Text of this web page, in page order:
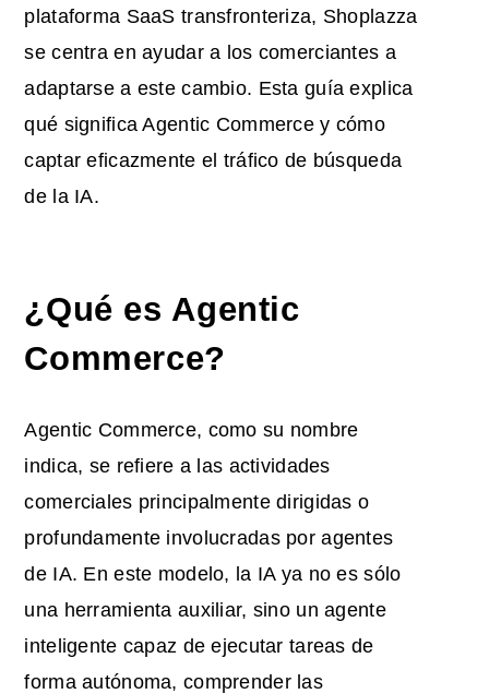
plataforma SaaS transfronteriza, Shoplazza
se centra en ayudar a los comerciantes a
adaptarse a este cambio. Esta guía explica
qué significa Agentic Commerce y cómo
captar eficazmente el tráfico de búsqueda
de la IA.
¿Qué es Agentic
Commerce?
Agentic Commerce, como su nombre
indica, se refiere a las actividades
comerciales principalmente dirigidas o
profundamente involucradas por agentes
de IA. En este modelo, la IA ya no es sólo
una herramienta auxiliar, sino un agente
inteligente capaz de ejecutar tareas de
forma autónoma, comprender las